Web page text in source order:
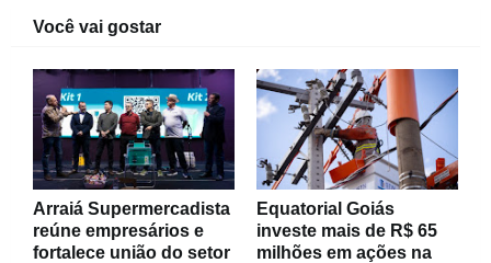
Você vai gostar
Arraiá Supermercadista
reúne empresários e
fortalece união do setor
Equatorial Goiás
investe mais de R$ 65
milhões em ações na